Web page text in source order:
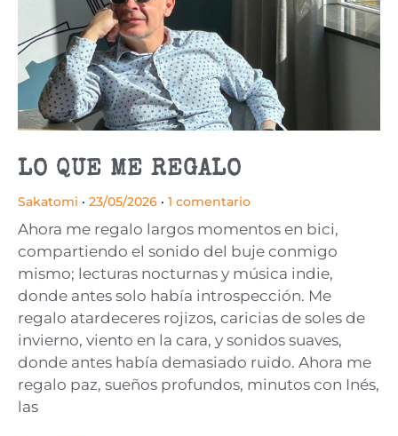
LO QUE ME REGALO
Sakatomi 23/05/2026 1 comentario
Ahora me regalo largos momentos en bici,
compartiendo el sonido del buje conmigo
mismo; lecturas nocturnas y música indie,
donde antes solo había introspección. Me
regalo atardeceres rojizos, caricias de soles de
invierno, viento en la cara, y sonidos suaves,
donde antes había demasiado ruido. Ahora me
regalo paz, sueños profundos, minutos con Inés,
las